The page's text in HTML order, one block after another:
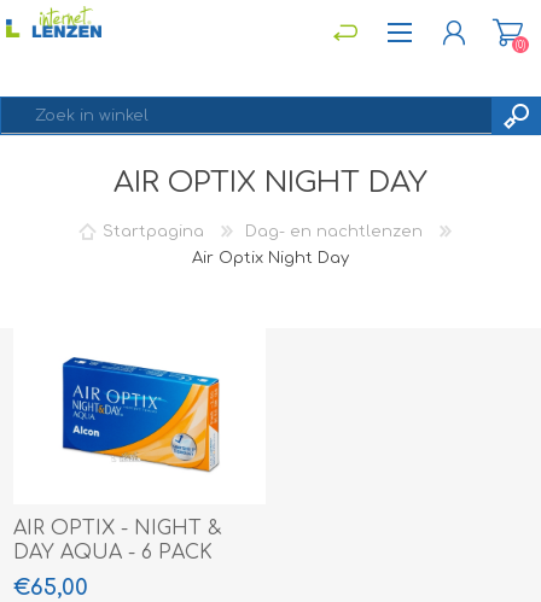
REGISTREREN
INLOGGEN
(0)
AIR OPTIX NIGHT DAY
Startpagina
Dag- en nachtlenzen
Air Optix Night Day
AIR OPTIX - NIGHT &
DAY AQUA - 6 PACK
€65,00